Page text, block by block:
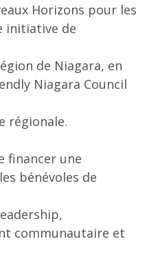
Horizons pour les
initiative de
de Niagara, en
Niagara Council
régionale.
financer une
bénévoles de
communautaire et